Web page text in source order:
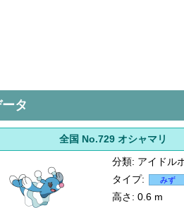
タ
全国 No.729 オシャマリ
分類: アイドル
タイプ:
みず
高さ: 0.6 m